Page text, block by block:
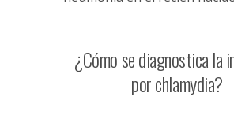
¿Cómo se diagnostica la
por chlamydia?